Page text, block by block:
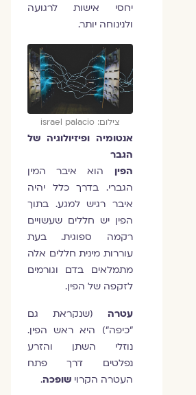
יחסי אישות לרגועה
ולנינוחה יותר.
צילום: israel palacio
אנטומיה ופיזיולוגיה של
הגבר
הפיןהוא איבר המין
הגברי. בדרך כלל יהיה
איבר רגיש למגע. בתוך
הפין יש חללים שעשויים
רקמה ספוגית. בעת
עוררות מינית חללים אלה
מתמלאים בדם וגורמים
לזקפה של הפין.
עטרה(שנקראת גם
"כיפה") היא ראש הפין.
נוזלי השתן והזרע
נפלטים דרך פתח
העטרה הקרוישופכה.